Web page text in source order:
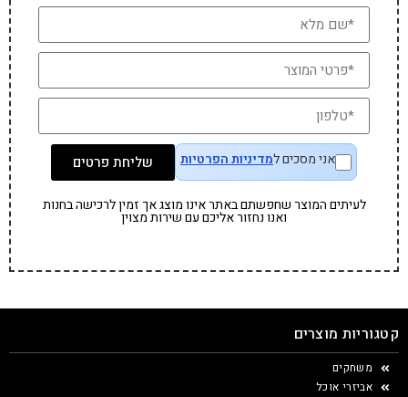
אני מסכים למדיניות הפרטיות שליחת פרטים
לעיתים המוצר שחפשתם באתר אינו מוצג אך זמין לרכישה בחנות
ואנו נחזור אליכם עם שירות מצוין
קטגוריות מוצרים
משחקים
אביזרי אוכל